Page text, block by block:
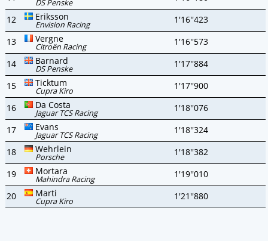
12
Eriksson
Envision Racing
1'16''423
13
Vergne
Citroën Racing
1'16''573
14
Barnard
DS Penske
1'17''884
15
Ticktum
Cupra Kiro
1'17''900
16
Da Costa
Jaguar TCS Racing
1'18''076
17
Evans
Jaguar TCS Racing
1'18''324
18
Wehrlein
Porsche
1'18''382
19
Mortara
Mahindra Racing
1'19''010
20
Marti
Cupra Kiro 1'21''880